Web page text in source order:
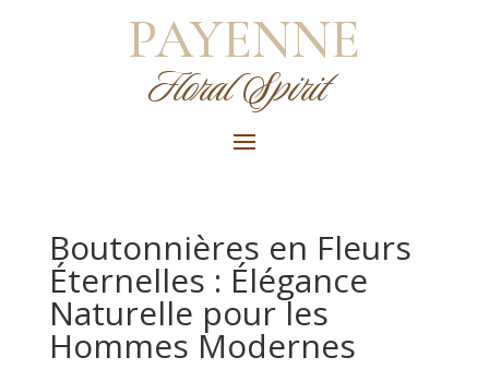
PAYENNE
Floral Spirit
Boutonnières en Fleurs
Éternelles : Élégance
Naturelle pour les
Hommes Modernes